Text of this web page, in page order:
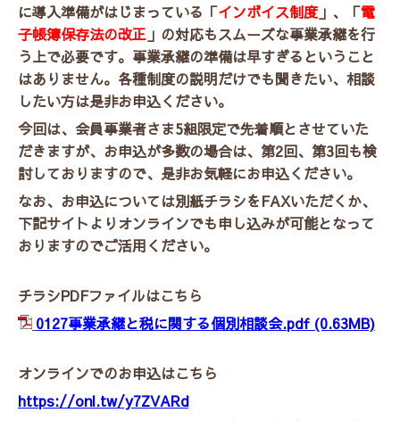
に導入準備がはじまっている「インボイス制度 」、「電
子帳簿保存法の改正 」の対応もスムーズな事業承継を行
う上で必要です。事業承継の準備は早すぎるということ
はありません。各種制度の説明だけでも聞きたい、相談
したい方は是非お申込ください。
今回は、会員事業者さま5組限定で先着順とさせていた
だきますが、お申込が多数の場合は、第2回、第3回も検
討しておりますので、是非お気軽にお申込ください。
なお、お申込については別紙チラシをFAXいただくか、
下記サイトよりオンラインでも申し込みが可能となって
おりますのでご活用ください。
チラシPDFファイルはこちら
0127事業承継と税に関する個別相談会.pdf (0.63MB)
オンラインでのお申込はこちら
https://onl.tw/y7ZVARd